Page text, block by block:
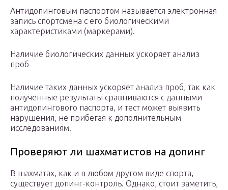
Антидопинговым паспортом называется электронная
запись спортсмена с его биологическими
характеристиками (маркерами).
Наличие биологических данных ускоряет анализ
проб
Наличие таких данных ускоряет анализ проб, так как
полученные результаты сравниваются с данными
антидопингового паспорта, и тест может выявить
нарушения, не прибегая к дополнительным
исследованиям.
Проверяют ли шахматистов на допинг
В шахматах, как и в любом другом виде спорта,
существует допинг-контроль. Однако, стоит заметить,